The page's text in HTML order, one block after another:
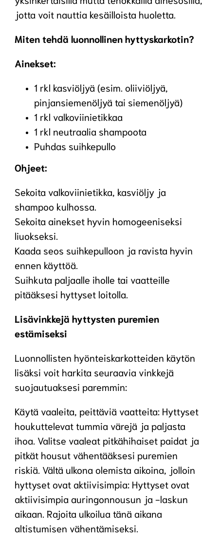
jotta voit nauttia kesäilloista huoletta.
Miten tehdä luonnollinen hyttyskarkotin?
Ainekset:
1 rkl kasviöljyä (esim. oliiviöljyä,
pinjansiemenöljyä tai siemenöljyä)
1 rkl valkoviinietikkaa
1 rkl neutraalia shampoota
Puhdas suihkepullo
Ohjeet:
Sekoita valkoviinietikka, kasviöljy ja
shampoo kulhossa.
Sekoita ainekset hyvin homogeeniseksi
liuokseksi.
Kaada seos suihkepulloon ja ravista hyvin
ennen käyttöä.
Suihkuta paljaalle iholle tai vaatteille
pitääksesi hyttyset loitolla.
Lisävinkkejä hyttysten puremien
estämiseksi
Luonnollisten hyönteiskarkotteiden käytön
lisäksi voit harkita seuraavia vinkkejä
suojautuaksesi paremmin:
Käytä vaaleita, peittäviä vaatteita: Hyttyset
houkuttelevat tummia värejä ja paljasta
ihoa. Valitse vaaleat pitkähihaiset paidat ja
pitkät housut vähentääksesi puremien
riskiä. Vältä ulkona olemista aikoina, jolloin
hyttyset ovat aktiivisimpia: Hyttyset ovat
aktiivisimpia auringonnousun ja -laskun
aikaan. Rajoita ulkoilua tänä aikana
altistumisen vähentämiseksi.